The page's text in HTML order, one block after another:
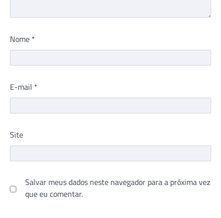
Nome *
E-mail *
Site
Salvar meus dados neste navegador para a próxima vez
que eu comentar.